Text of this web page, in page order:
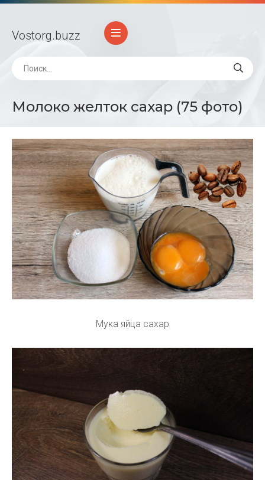
Vostorg.buzz
Молоко желток сахар (75 фото)
Мука яйца сахар